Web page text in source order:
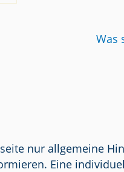
Was
nur allgemeine
Eine